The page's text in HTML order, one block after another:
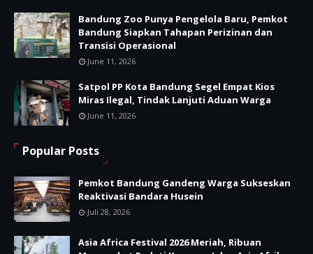
Bandung Zoo Punya Pengelola Baru, Pemkot
Bandung Siapkan Tahapan Perizinan dan
Transisi Operasional
June 11, 2026
Satpol PP Kota Bandung Segel Empat Kios
Miras Ilegal, Tindak Lanjuti Aduan Warga
June 11, 2026
Popular Posts
Pemkot Bandung Gandeng Warga Sukseskan
Reaktivasi Bandara Husein
Juli 28, 2026
Asia Africa Festival 2026 Meriah, Ribuan